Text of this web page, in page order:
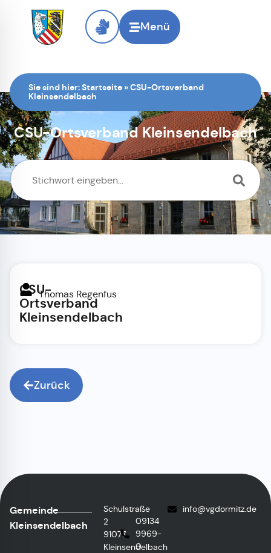
Menü
Sie sind hier:Startseite »CSU-Ortsverband
Kleinsendelbach
CSU-Ortsverband Kleinsendelbach
CSU-
Ortsverband
Kleinsendelbach
Thomas Regenfus
Zurück
Gemeinde
Kleinsendelbach
Schulstraße
2
91077
Kleinsendelbach
09134
9969-
0
info@vgdormitz.de